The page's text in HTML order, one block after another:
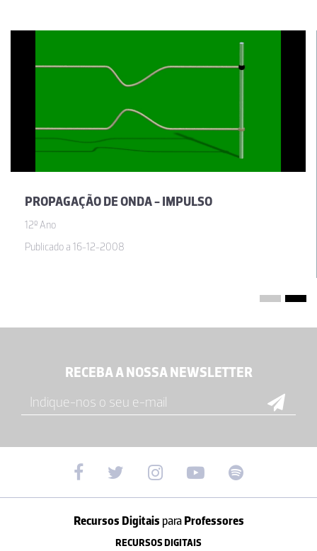
PROPAGAÇÃO DE ONDA - IMPULSO
12º Ano
Publicado a 16-12-2008
RECEBA A NOSSA NEWSLETTER
Recursos Digitais paraProfessores
RECURSOS DIGITAIS